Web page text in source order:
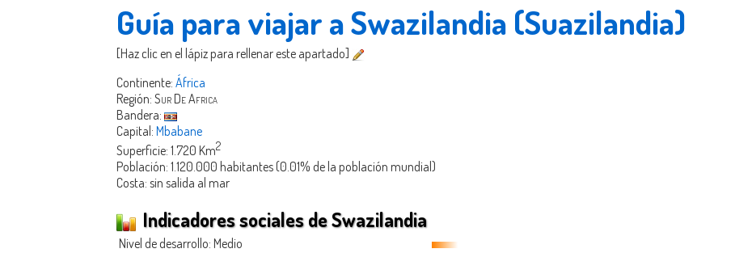
Guía para viajar a Swazilandia (Suazilandia)
[Haz clic en el lápiz para rellenar este apartado]
Continente: África
Región: Sur De Africa
Bandera:
Capital: Mbabane
Superficie: 1.720 Km2
Población: 1.120.000 habitantes (0.01% de la población mundial)
Costa: sin salida al mar
Indicadores sociales de Swazilandia
Nivel de desarrollo: Medio